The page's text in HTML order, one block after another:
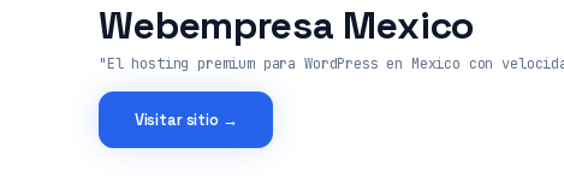
Webempresa Mexico
"El hosting premium para WordPress en Mexico con
Visitar sitio →